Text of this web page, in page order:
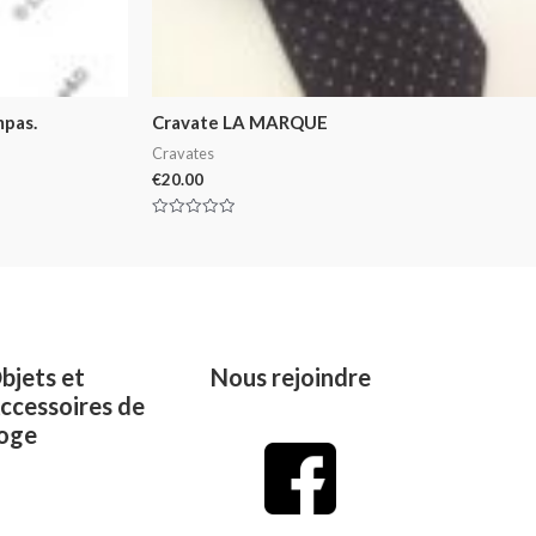
Cravate LA MARQUE
Cravates
€20.00
et
de
Nous rejoindre